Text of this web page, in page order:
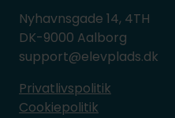
Nyhavnsgade 14, 4TH
DK-9000 Aalborg
support@elevplads.dk
Privatlivspolitik
Cookiepolitik